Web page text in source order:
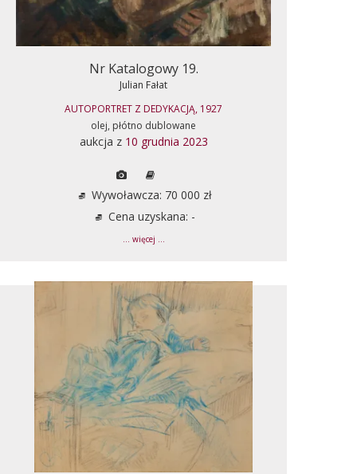
Nr Katalogowy 19.
Julian Fałat
AUTOPORTRET Z DEDYKACJĄ, 1927
olej, płótno dublowane
aukcja z 10 grudnia 2023
Wywoławcza: 70 000 zł
Cena uzyskana: -
... więcej ...